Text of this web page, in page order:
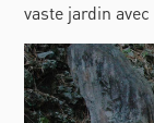
vaste jardin